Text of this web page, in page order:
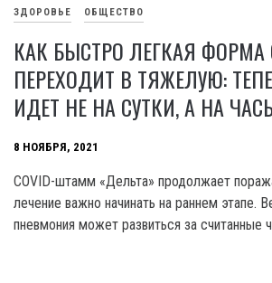
ЗДОРОВЬЕ ОБЩЕСТВО
КАК БЫСТРО ЛЕГКАЯ ФОРМА
ПЕРЕХОДИТ В ТЯЖЕЛУЮ:
ИДЕТ НЕ НА СУТКИ, А НА
8 НОЯБРЯ, 2021
COVID-штамм «Дельта» продолжает
лечение важно начинать на раннем этапе.
пневмония может развиться за считанные